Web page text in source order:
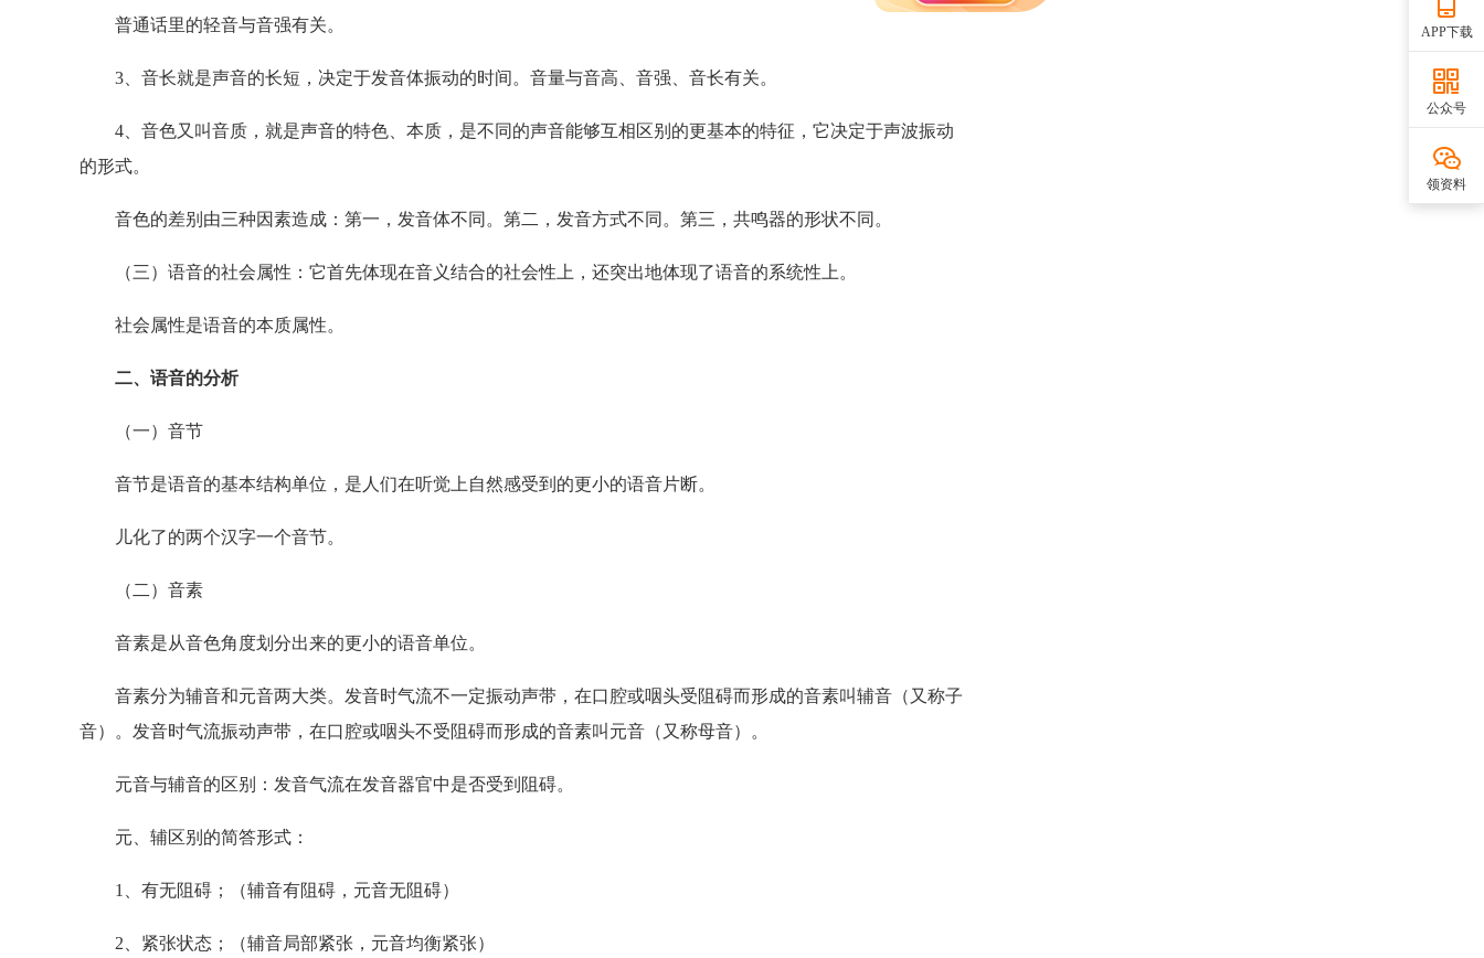
普通话里的轻音与音强有关。
3、音长就是声音的长短，决定于发音体振动的时间。音量与音高、音强、音长有关。
4、音色又叫音质，就是声音的特色、本质，是不同的声音能够互相区别的更基本的特征，它决定于声波振动
的形式。
音色的差别由三种因素造成：第一，发音体不同。第二，发音方式不同。第三，共鸣器的形状不同。
（三）语音的社会属性：它首先体现在音义结合的社会性上，还突出地体现了语音的系统性上。
社会属性是语音的本质属性。
二、语音的分析
（一）音节
音节是语音的基本结构单位，是人们在听觉上自然感受到的更小的语音片断。
儿化了的两个汉字一个音节。
（二）音素
音素是从音色角度划分出来的更小的语音单位。
音素分为辅音和元音两大类。发音时气流不一定振动声带，在口腔或咽头受阻碍而形成的音素叫辅音（又称子
音）。发音时气流振动声带，在口腔或咽头不受阻碍而形成的音素叫元音（又称母音）。
元音与辅音的区别：发音气流在发音器官中是否受到阻碍。
元、辅区别的简答形式：
1、有无阻碍；（辅音有阻碍，元音无阻碍）
2、紧张状态；（辅音局部紧张，元音均衡紧张）
APP下载
公众号
领资料